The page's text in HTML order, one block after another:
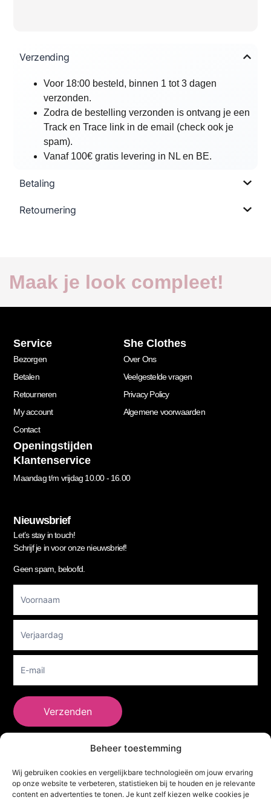
Beheer toestemming
Wij gebruiken cookies en vergelijkbare technologieën om jouw ervaring
op onze website te verbeteren, statistieken bij te houden en je relevante
content en advertenties te tonen. Je kunt zelf kiezen welke cookies je
Verzending
Voor 18:00 besteld, binnen 1 tot 3 dagen
verzonden.
Zodra de bestelling verzonden is ontvang je een
Track en Trace link in de email (check ook je
spam).
Vanaf 100€ gratis levering in NL en BE.
Betaling
Retournering
Maak je look compleet!
Service
Bezorgen
Betalen
Retourneren
My account
Contact
She Clothes
Over Ons
Veelgestelde vragen
Privacy Policy
Algemene voorwaarden
Openingstijden
Klantenservice
Maandag t/m vrijdag 10.00 - 16.00
Nieuwsbrief
Let’s stay in touch!
Schrijf je in voor onze nieuwsbrief!
Geen spam, beloofd.
Newsletter
Verzenden